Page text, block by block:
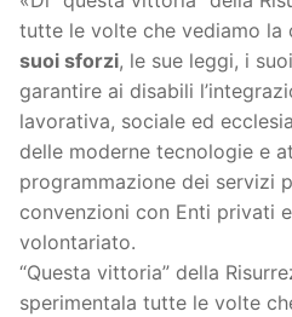
tutte le volte che vediamo la
suoi sforzi, le sue leggi, i
garantire ai disabili
lavorativa, sociale ed
delle moderne tecnologie e
programmazione dei servizi
convenzioni con Enti privati
volontariato.
“Questa vittoria” della
sperimentala tutte le volte